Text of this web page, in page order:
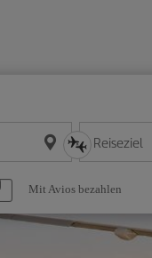
Reiseziel
Mit Avios bezahlen